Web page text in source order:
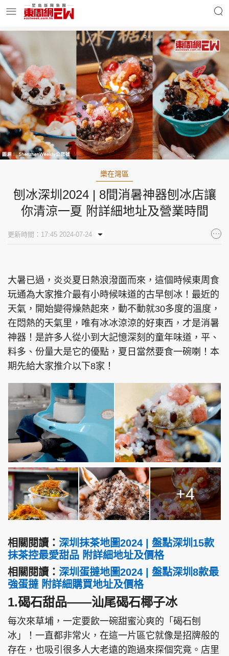
時事財經
東周Ladies 優享生活
東周食玩通 會員活動
玄學靈異 東周專欄
東周刊 cazbuyer 東Touch
PCM 電腦廣場 星島頭條 星島日報
頭條日報 The Standard
親子王 Oh!爸媽 JobMarket
頭條搵工 EDUPLUS
關於我們
聯絡我們
隱私政策聲明
使用條款
版權及免責聲明
Copyright © 東周網 版權所有 . 不得轉載
©Eastweek.com.hk. All rights reserved.
樂在灣區
刨冰深圳2024 | 8間消暑神器刨冰店讓
你清涼一夏 附詳細地址及營業時間
更新時間：17:45 2024-07-24
大暑已過，炎炎夏日熱浪潑面而來，這個時候東周食
玩通為大家推介最有小時候味道的古早刨冰！最近的
天氣，開始變得燥熱起來，動不動就30多度的溫度，
在悶熱的天氣里，唯有冰冰涼涼的好東西，才是消暑
神器！是許多人從小到大記憶深刻的童年味道，平、
料多、份量大是它的優點，夏日當然要食一碗喇！本
期先給大家推介以下8家！
+4
相關閱讀： 深圳抹茶地圖2024 | 盤點深圳15款
抹茶控最愛甜品 附詳細地址及價格
相關閱讀： 深圳蛋撻地圖2024 | 盤點深圳8款最
強蛋撻 附詳細購買地址及價格
1.碣石甜品——汕尾碣石椰子冰
每次來草埔，一定要飲一碗甜蜜沁爽的「碣石刨
冰」！一直都非常火，在這一片區它就像是招牌般的
存在，也吸引很多人大老遠的跑過來探個究竟。店里